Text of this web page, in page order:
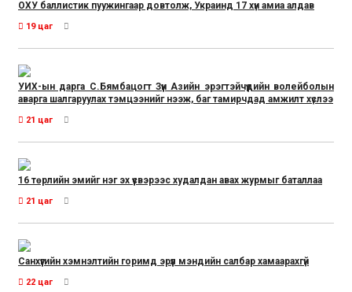
ОХУ баллистик пуужингаар довтолж, Украинд 17 хүн амиа алдав
19 цаг
УИХ-ын дарга С.Бямбацогт Зүүн Азийн эрэгтэйчүүдийн волейболын
аварга шалгаруулах тэмцээнийг нээж, баг тамирчдад амжилт хүслээ
21 цаг
16 төрлийн эмийг нэг эх үүсвэрээс худалдан авах журмыг баталлаа
21 цаг
Санхүүгийн хэмнэлтийн горимд эрүүл мэндийн салбар хамаарахгүй
22 цаг